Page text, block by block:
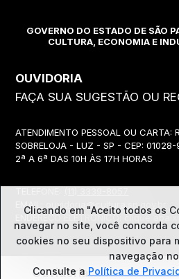
GOVERNO DO ESTADO DE SÃO
CULTURA, ECONOMIA E
OUVIDORIA
FAÇA SUA SUGESTÃO OU
ATENDIMENTO PESSOAL OU CARTA:
SOBRELOJA - LUZ - SP - CEP: 01028-
2ª A 6ª DAS 10H ÀS 17H HORAS
EMAIL:
ouvidoria@cultura.sp.gov.br
ENDEREÇO ELETRÔNICO: clique
Ouvidoria
Clicando em "Aceito todos os
navegar no site, você concorda
cookies no seu dispositivo para
navegação
Consulte a Política de